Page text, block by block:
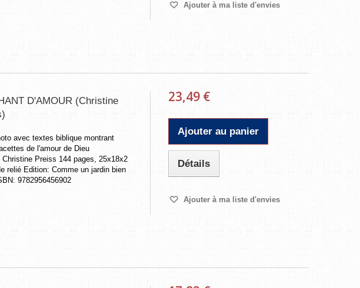
Ajouter à ma liste d'envies
D'AMOUR (Christine
avec textes biblique montrant
de l'amour de Dieu
Christine Preiss 144 pages, 25x18x2
relié Edition: Comme un jardin bien
9782956456902
23,49 €
Ajouter au panier
Détails
Ajouter à ma liste d'envies